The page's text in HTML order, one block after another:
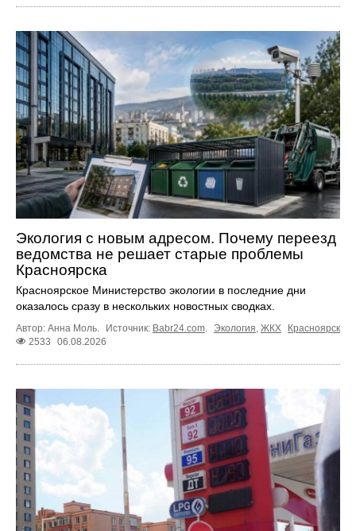
Экология с новым адресом. Почему переезд
ведомства не решает старые проблемы
Красноярска
Красноярское Министерство экологии в последние дни
оказалось сразу в нескольких новостных сводках.
Автор: Анна Моль. Источник: Babr24.com. Экология, ЖКХ
Красноярск
2533
06.08.2026